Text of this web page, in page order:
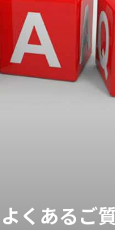
くあるご